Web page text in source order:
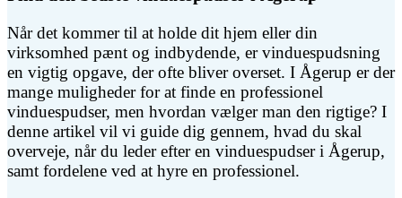
Når det kommer til at holde dit hjem eller din
virksomhed pænt og indbydende, er vinduespudsning
en vigtig opgave, der ofte bliver overset. I Ågerup er der
mange muligheder for at finde en professionel
vinduespudser, men hvordan vælger man den rigtige? I
denne artikel vil vi guide dig gennem, hvad du skal
overveje, når du leder efter en vinduespudser i Ågerup,
samt fordelene ved at hyre en professionel.